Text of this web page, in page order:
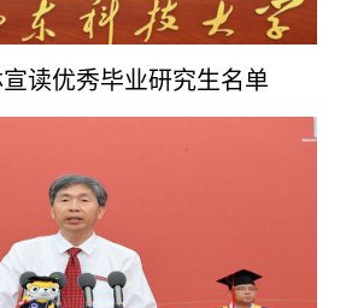
宣读优秀毕业研究生名单